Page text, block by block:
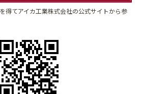
得てアイカ工業株式会社の公式サイトから参